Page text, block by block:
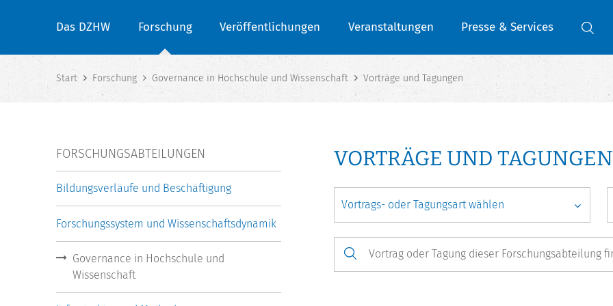
Das DZHW Forschung Veröffentlichungen Veranstaltungen Presse & Services
Start Forschung Governance in Hochschule und Wissenschaft Vorträge und Tagungen
VORTRÄGE UND TAGUNGEN
FORSCHUNGSABTEILUNGEN
Bildungsverläufe und Beschäftigung
Forschungssystem und Wissenschaftsdynamik
Governance in Hochschule und
Wissenschaft